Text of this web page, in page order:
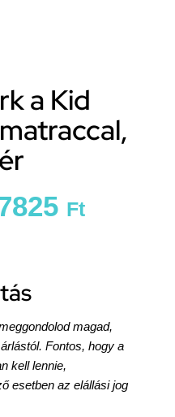
a Kid
Ft
magad,
Fontos, hogy a
kell lennie,
esetben az elállási jog